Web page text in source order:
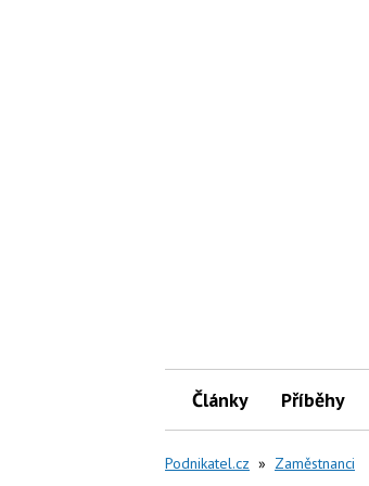
Články Příběhy
Podnikatel.cz » Zaměstnanci